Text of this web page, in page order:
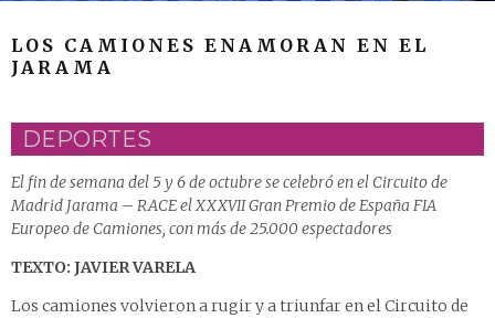
LOS CAMIONES ENAMORAN EN EL
JARAMA
DEPORTES
El fin de semana del 5 y 6 de octubre se celebró en el Circuito de
Madrid Jarama – RACE el XXXVII Gran Premio de España FIA
Europeo de Camiones, con más de 25.000 espectadores
TEXTO: JAVIER VARELA
Los camiones volvieron a rugir y a triunfar en el Circuito de